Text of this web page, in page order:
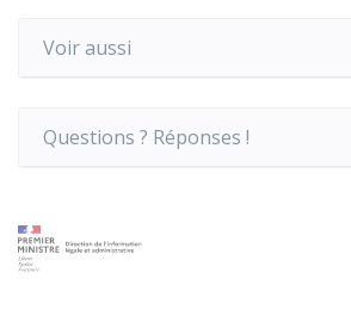
Voir aussi
Questions ? Réponses !